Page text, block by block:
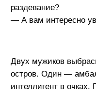
раздевание?
— А вам интересно
Двух мужиков
остров. Один —
интеллигент в